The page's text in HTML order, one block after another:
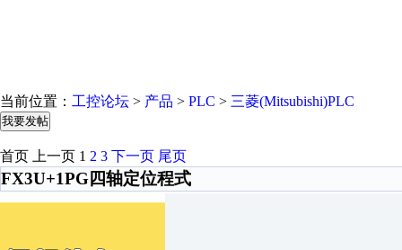
当前位置： 工控论坛 > 产品 > PLC > 三菱(Mitsubishi)PLC
我要发帖
首页 上一页 1 2 3 下一页 尾页
FX3U+1PG四轴定位程式